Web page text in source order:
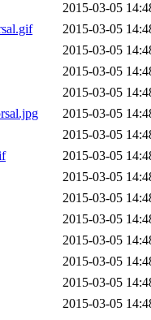
2015-03-05
2015-03-05
2015-03-05
2015-03-05
2015-03-05
2015-03-05
2015-03-05
2015-03-05
2015-03-05
2015-03-05
2015-03-05
2015-03-05
2015-03-05
2015-03-05
2015-03-05